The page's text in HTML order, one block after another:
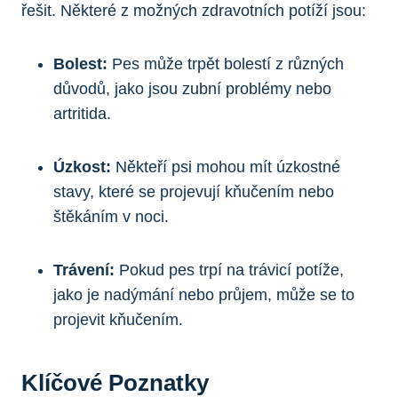
řešit. Některé z možných zdravotních potíží jsou:
Bolest: Pes může trpět bolestí z různých
důvodů, jako jsou zubní problémy nebo
artritida.
Úzkost: Někteří psi mohou mít úzkostné
stavy, které se projevují kňučením nebo
štěkáním v noci.
Trávení: Pokud pes trpí na trávicí potíže,
jako je nadýmání nebo průjem, může se to
projevit kňučením.
Klíčové Poznatky